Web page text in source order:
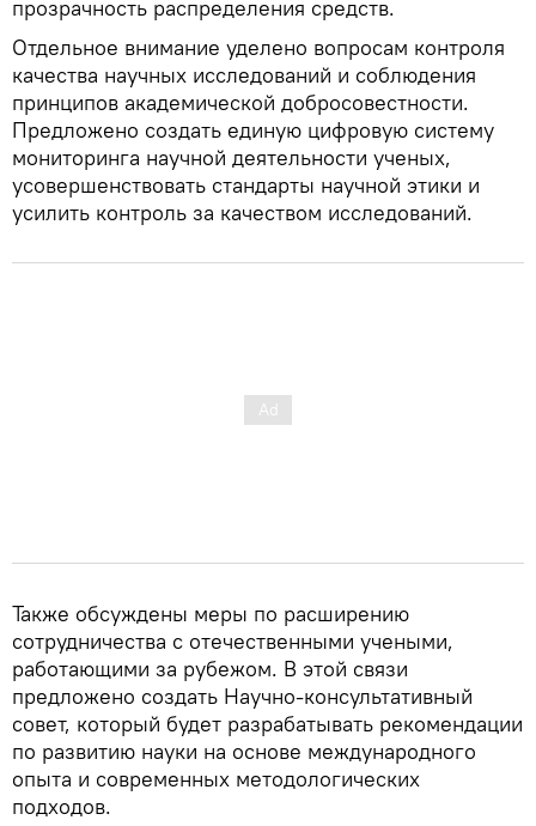
прозрачность распределения средств.
Отдельное внимание уделено вопросам контроля
качества научных исследований и соблюдения
принципов академической добросовестности.
Предложено создать единую цифровую систему
мониторинга научной деятельности ученых,
усовершенствовать стандарты научной этики и
усилить контроль за качеством исследований.
Также обсуждены меры по расширению
сотрудничества с отечественными учеными,
работающими за рубежом. В этой связи
предложено создать Научно-консультативный
совет, который будет разрабатывать рекомендации
по развитию науки на основе международного
опыта и современных методологических
подходов.